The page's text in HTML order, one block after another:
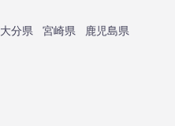
大分県 宮崎県
鹿児島県